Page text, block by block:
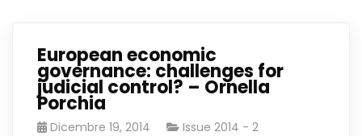
European economic
governance: challenges for
judicial control? – Ornella
Porchia
Dicembre 19, 2014 Issue 2014 - 2